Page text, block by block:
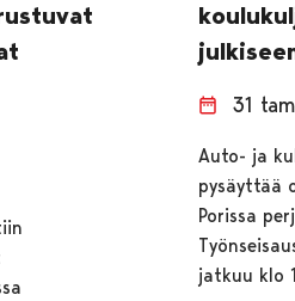
31
Auto- ja
pysäyttää
Porissa
jatkuu klo